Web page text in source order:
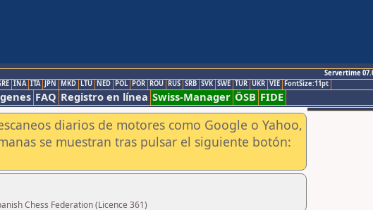
Servertime
INA ITA JPN MKD LTU NED POL POR ROU RUS SRB SVK SWE TUR UKR VIE FontSize:11pt
FAQ Registro en línea Swiss-Manager ÖSB FIDE
diarios de motores como Google o Yahoo,
se muestran tras pulsar el siguiente botón:
Chess Federation (Licence 361)